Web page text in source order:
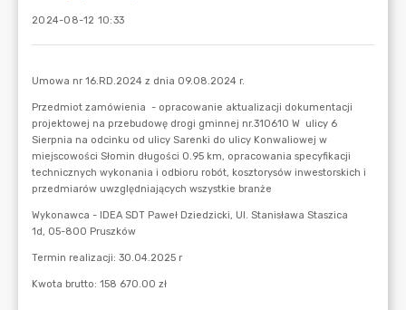
2024-08-12 10:33